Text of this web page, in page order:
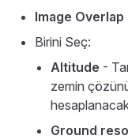
Image Overlap
Birini Seç:
Altitude -
zemin
Ground